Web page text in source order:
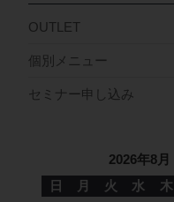
OUTLET
個別メニュー
セミナー申し込み
2026年8月
日
月 火 水 木